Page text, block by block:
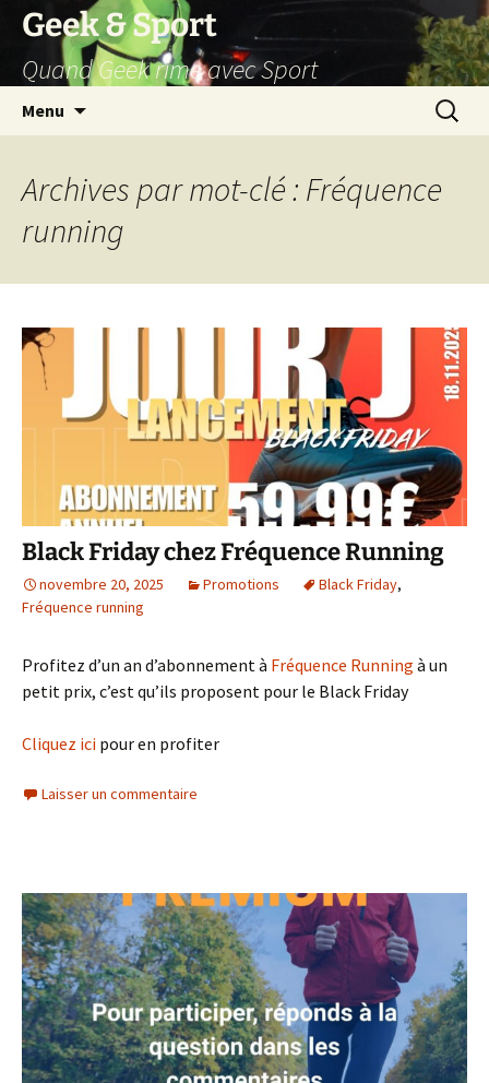
Aller
contenu
Geek & Sport
Quand Geek rime avec Sport
Menu
Archives par mot-clé : Fréquence
running
Black Friday chez Fréquence Running
novembre 20, 2025 Promotions Black Friday,
Fréquence running
Profitez d’un an d’abonnement à Fréquence Running à un
petit prix, c’est qu’ils proposent pour le Black Friday
Cliquez ici pour en profiter
Laisser un commentaire